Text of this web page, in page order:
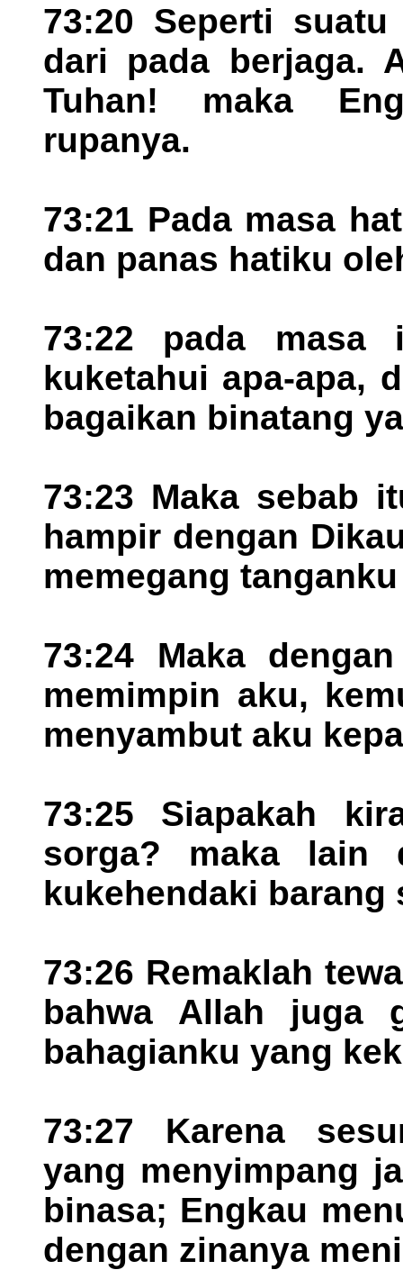
73:20 Seperti
dari pada berjaga.
Tuhan! maka
rupanya.
73:21 Pada masa
dan panas hatiku
73:22 pada masa
kuketahui apa-apa,
bagaikan binatang
73:23 Maka sebab
hampir dengan
memegang
73:24 Maka
memimpin aku,
menyambut aku
73:25 Siapakah
sorga? maka lain
kukehendaki barang
73:26 Remaklah
bahwa Allah juga
bahagianku yang
73:27 Karena
yang menyimpang
binasa; Engkau
dengan zinanya